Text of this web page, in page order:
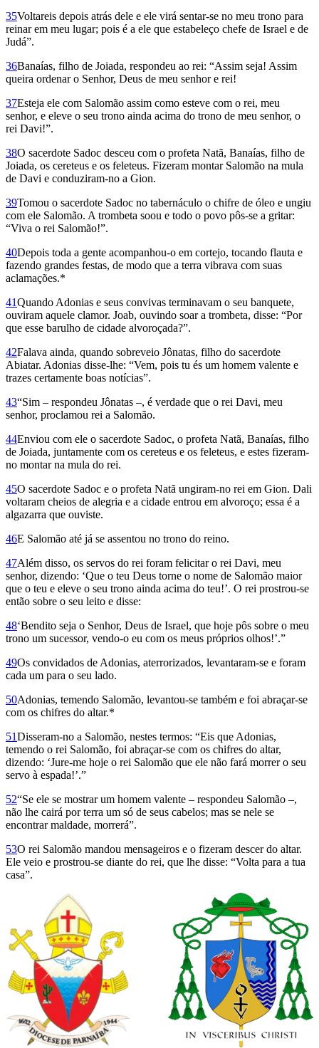
35Voltareis depois atrás dele e ele virá sentar-se no meu trono para
reinar em meu lugar; pois é a ele que estabeleço chefe de Israel e de
Judá”.
36Banaías, filho de Joiada, respondeu ao rei: “Assim seja! Assim
queira ordenar o Senhor, Deus de meu senhor e rei!
37Esteja ele com Salomão assim como esteve com o rei, meu
senhor, e eleve o seu trono ainda acima do trono de meu senhor, o
rei Davi!”.
38O sacerdote Sadoc desceu com o profeta Natã, Banaías, filho de
Joiada, os cereteus e os feleteus. Fizeram montar Salomão na mula
de Davi e conduziram-no a Gion.
39Tomou o sacerdote Sadoc no tabernáculo o chifre de óleo e ungiu
com ele Salomão. A trombeta soou e todo o povo pôs-se a gritar:
“Viva o rei Salo­mão!”.
40Depois toda a gente acompanhou-o em cortejo, tocando flauta e
fazendo grandes festas, de modo que a terra vibrava com suas
aclamações.*
41Quando Adonias e seus convivas terminavam o seu banquete,
ouviram aquele clamor. Joab, ouvindo soar a trombeta, disse: “Por
que esse barulho de cidade alvo­roçada?”.
42Falava ainda, quando sobreveio Jônatas, filho do sacerdote
Abiatar. Adonias disse-lhe: “Vem, pois tu és um homem valente e
trazes certamente boas notícias”.
43“Sim – respondeu Jônatas –, é verdade que o rei Davi, meu
senhor, proclamou rei a Salomão.
44Enviou com ele o sacerdote Sadoc, o profeta Natã, Banaías, filho
de Joiada, juntamente com os cereteus e os feleteus, e estes fizeram-
no montar na mula do rei.
45O sacerdote Sadoc e o profeta Natã ungiram-no rei em Gion. Dali
voltaram cheios de alegria e a cidade entrou em alvoroço; essa é a
algazarra que ouviste.
46E Salomão até já se assentou no trono do reino.
47Além disso, os servos do rei foram felicitar o rei Davi, meu
senhor, dizendo: ‘Que o teu Deus torne o nome de Salomão maior
que o teu e eleve o seu trono ainda acima do teu!’. O rei prostrou-se
então sobre o seu leito e disse:
48‘Bendito seja o Senhor, Deus de Israel, que hoje pôs sobre o meu
trono um sucessor, vendo-o eu com os meus próprios olhos!’.”
49Os convidados de Adonias, aterrorizados, levantaram-se e foram
cada um para o seu lado.
50Adonias, temendo Salomão, levantou-se também e foi abraçar-se
com os chifres do altar.*
51Disseram-no a Salomão, nestes termos: “Eis que Adonias,
temendo o rei Salomão, foi abraçar-se com os chifres do altar,
dizendo: ‘Jure-me hoje o rei Salomão que ele não fará morrer o seu
servo à espada!’.”
52“Se ele se mostrar um homem valente – respondeu Salomão –,
não lhe cairá por terra um só de seus cabelos; mas se nele se
encontrar maldade, morrerá”.
53O rei Salomão mandou mensageiros e o fizeram descer do altar.
Ele veio e prostrou-se diante do rei, que lhe disse: “Volta para a tua
casa”.